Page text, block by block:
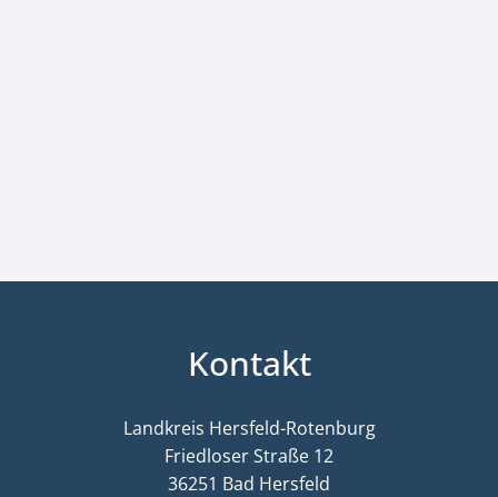
Kontakt
Landkreis Hersfeld-Rotenburg
Friedloser Straße 12
36251 Bad Hersfeld